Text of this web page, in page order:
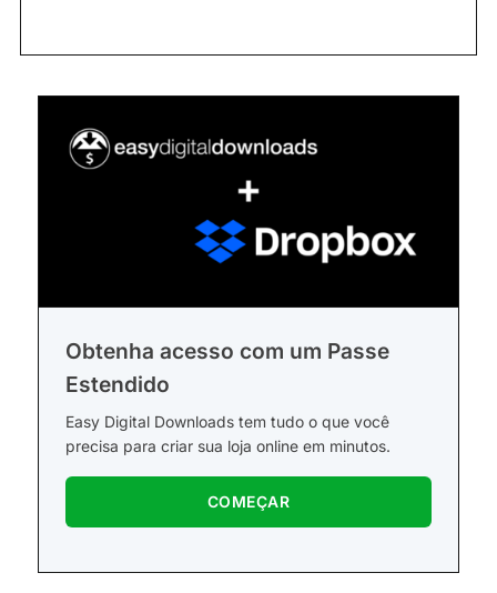
Obtenha acesso com um Passe
Estendido
Easy Digital Downloads tem tudo o que você
precisa para criar sua loja online em minutos.
COMEÇAR